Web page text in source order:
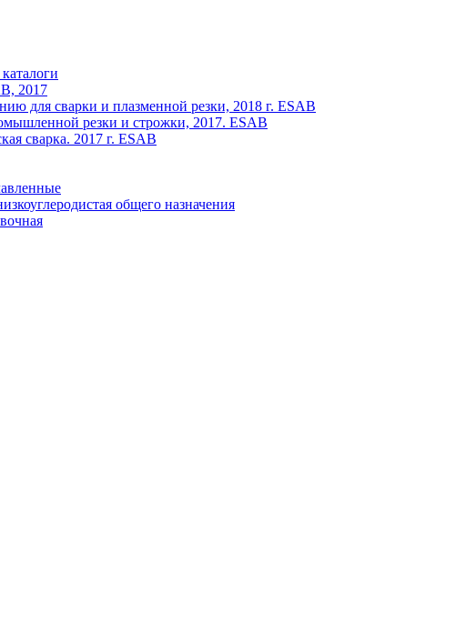
2017
для сварки и плазменной резки, 2018 г. ESAB
резки и строжки, 2017. ESAB
сварка. 2017 г. ESAB
общего назначения